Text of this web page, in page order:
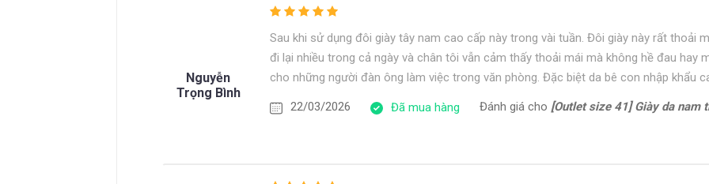
Nguyễn
Trọng Bình
Sau khi sử dụng đôi giày tây nam cao cấp này trong vài tuần. Đôi giày này rất thoải
đi lại nhiều trong cả ngày và chân tôi vẫn cảm thấy thoải mái mà không hề đau hay
cho những người đàn ông làm việc trong văn phòng. Đặc biệt da bê con nhập khẩu
22/03/2026 Đã mua hàng Đánh giá cho [Outlet size 41] Giày da nam thể thao đế